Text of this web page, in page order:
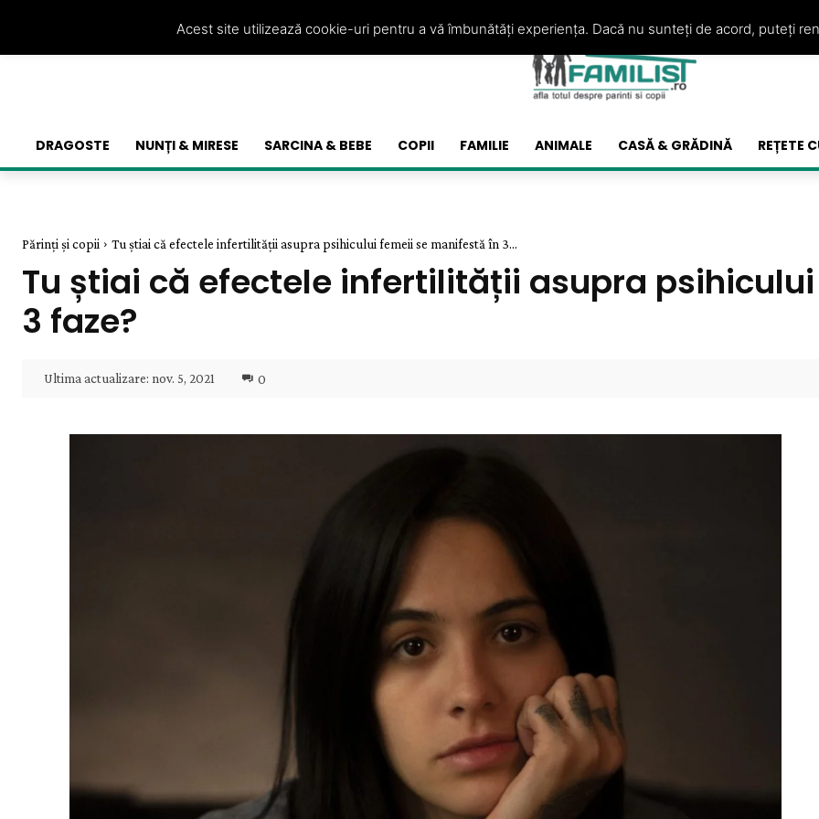
DRAGOSTE NUNȚI & MIRESE SARCINA & BEBE COPII FAMILIE ANIMALE CASĂ & GRĂDINĂ REȚETE
Părinți și copii Tu știai că efectele infertilității asupra psihicului femeii se manifestă în 3...
Tu știai că efectele infertilității asupra
3 faze?
Ultima actualizare: nov. 5, 2021 0
Acest site utilizează cookie-uri pentru a vă îmbunătăți experiența. Dacă nu sunteți de acord, puteți